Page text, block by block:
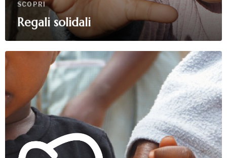
SCOPRI
Regali solidali